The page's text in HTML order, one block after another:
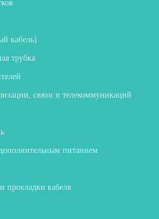
кабель)
трубка
связи и телекоммуникаций
питанием
прокладки кабеля